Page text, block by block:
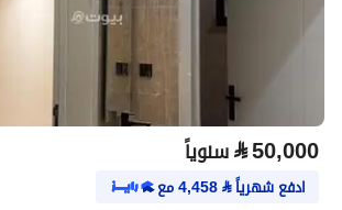
⃁50,000 سنوياً
ادفع شهرياً⃁
4,458مع